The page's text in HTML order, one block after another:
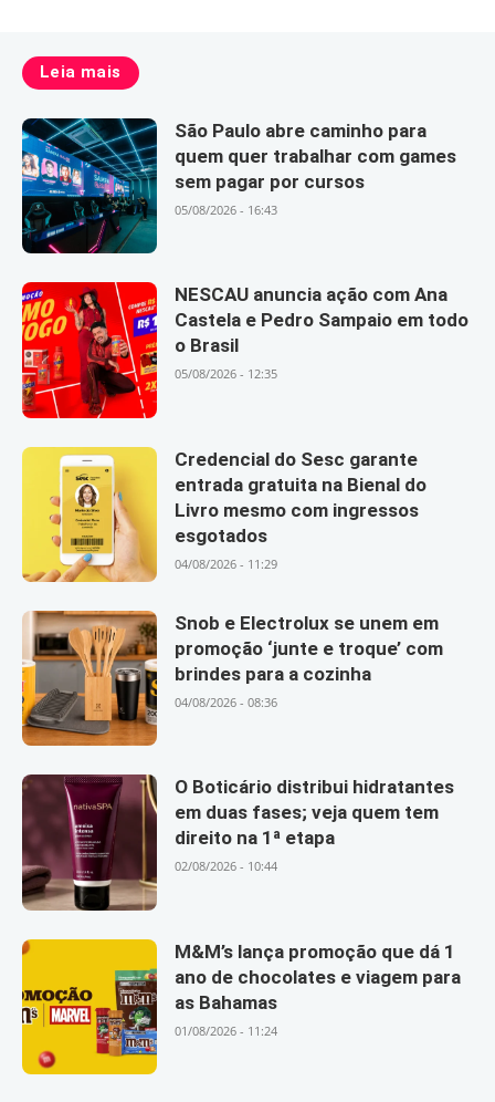
Leia mais
São Paulo abre caminho para
quem quer trabalhar com games
sem pagar por cursos
05/08/2026 - 16:43
NESCAU anuncia ação com Ana
Castela e Pedro Sampaio em todo
o Brasil
05/08/2026 - 12:35
Credencial do Sesc garante
entrada gratuita na Bienal do
Livro mesmo com ingressos
esgotados
04/08/2026 - 11:29
Snob e Electrolux se unem em
promoção ‘junte e troque’ com
brindes para a cozinha
04/08/2026 - 08:36
O Boticário distribui hidratantes
em duas fases; veja quem tem
direito na 1ª etapa
02/08/2026 - 10:44
M&M’s lança promoção que dá 1
ano de chocolates e viagem para
as Bahamas
01/08/2026 - 11:24